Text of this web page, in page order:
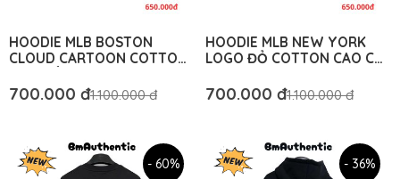
HOODIE MLB BOSTON
CLOUD CARTOON COTTON
700.000 đ1.100.000 đ
HOODIE MLB NEW YORK
LOGO ĐỎ COTTON CAO CẤP
700.000 đ1.100.000 đ
- 60% - 36%